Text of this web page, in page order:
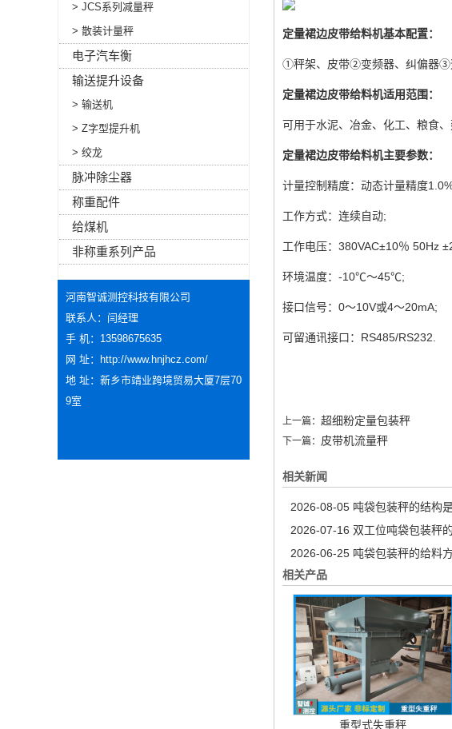
定量裙边皮带给料机基本配置：
①秤架、皮带②变频器、纠偏器
定量裙边皮带给料机适用范围：
可用于水泥、冶金、化工、粮食、
定量裙边皮带给料机主要参数：
计量控制精度：动态计量精度
工作方式：连续自动;
工作电压：380VAC±10％ 50Hz
环境温度：-10℃～45℃;
接口信号：0～10V或4～20mA;
可留通讯接口：RS485/RS232.
上一篇： 超细粉定量包装秤
下一篇： 皮带机流量秤
相关新闻
2026-08-05 吨袋包装秤的结构是
2026-07-16 双工位吨袋包装秤的
2026-06-25 吨袋包装秤的给料
相关产品
重型式失重秤
> JCS系列减量秤
> 散装计量秤
电子汽车衡
输送提升设备
> 输送机
> Z字型提升机
> 绞龙
脉冲除尘器
称重配件
给煤机
非称重系列产品
河南智诚测控科技有限公司
联系人：闫经理
手 机：13598675635
网 址：
http://www.hnjhcz.com/
地 址：新乡市靖业跨境贸易大厦7层70
9室